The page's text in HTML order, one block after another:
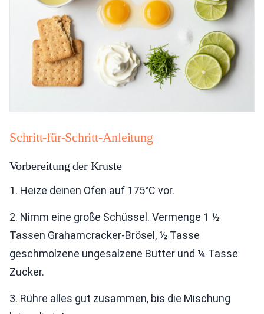
Schritt-für-Schritt-Anleitung
Vorbereitung der Kruste
1. Heize deinen Ofen auf 175°C vor.
2. Nimm eine große Schüssel. Vermenge 1 ½
Tassen Grahamcracker-Brösel, ½ Tasse
geschmolzene ungesalzene Butter und ¼ Tasse
Zucker.
3. Rühre alles gut zusammen, bis die Mischung